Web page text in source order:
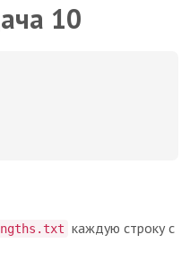
10
каждую строку с